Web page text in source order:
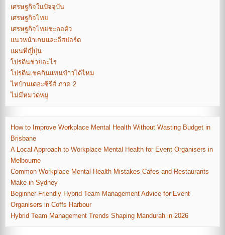
เศรษฐกิจในปัจจุบัน
เศรษฐกิจไทย
เศรษฐกิจไทยชะลอตัว
แนวหน้าเกมและอีสปอร์ต
แผนที่ญี่ปุ่น
โปรตีนช่วยอะไร
โปรตีนเชคกินแทนข้าวได้ไหม
ไทบ้านเดอะซีรีส์ ภาค 2
ไม่มีหมวดหมู่
How to Improve Workplace Mental Health Without Wasting Budget in
Brisbane
A Local Approach to Workplace Mental Health for Event Organisers in
Melbourne
Common Workplace Mental Health Mistakes Cafes and Restaurants
Make in Sydney
Beginner-Friendly Hybrid Team Management Advice for Event
Organisers in Coffs Harbour
Hybrid Team Management Trends Shaping Mandurah in 2026